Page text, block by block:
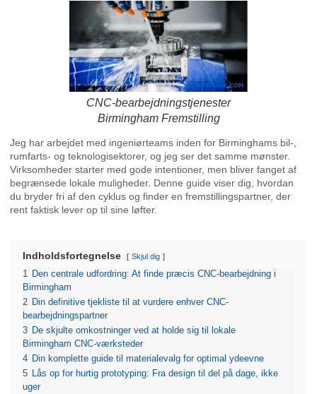
CNC-bearbejdningstjenester
Birmingham Fremstilling
Jeg har arbejdet med ingeniørteams inden for Birminghams bil-,
rumfarts- og teknologisektorer, og jeg ser det samme mønster.
Virksomheder starter med gode intentioner, men bliver fanget af
begrænsede lokale muligheder. Denne guide viser dig, hvordan
du bryder fri af den cyklus og finder en fremstillingspartner, der
rent faktisk lever op til sine løfter.
Indholdsfortegnelse Skjul dig
1 Den centrale udfordring: At finde præcis CNC-bearbejdning i
Birmingham
2 Din definitive tjekliste til at vurdere enhver CNC-
bearbejdningspartner
3 De skjulte omkostninger ved at holde sig til lokale
Birmingham CNC-værksteder
4 Din komplette guide til materialevalg for optimal ydeevne
5 Lås op for hurtig prototyping: Fra design til del på dage, ikke
uger